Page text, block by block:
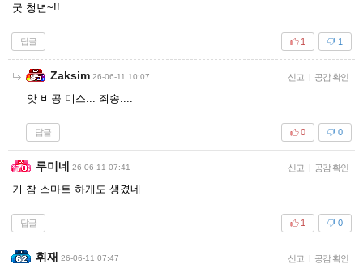
굿 청년~!!
답글 1
1
Zaksim 26-06-11 10:07 신고 | 공감 확인
앗 비공 미스... 죄송....
답글 0
0
루미네 26-06-11 07:41 신고 | 공감 확인
거 참 스마트 하게도 생겼네
답글 0
1
휘재 26-06-11 07:47 신고 | 공감 확인